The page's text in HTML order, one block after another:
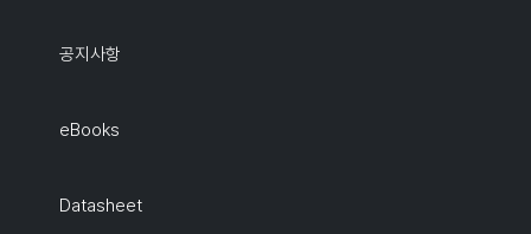
공지사항
eBooks
Datasheet